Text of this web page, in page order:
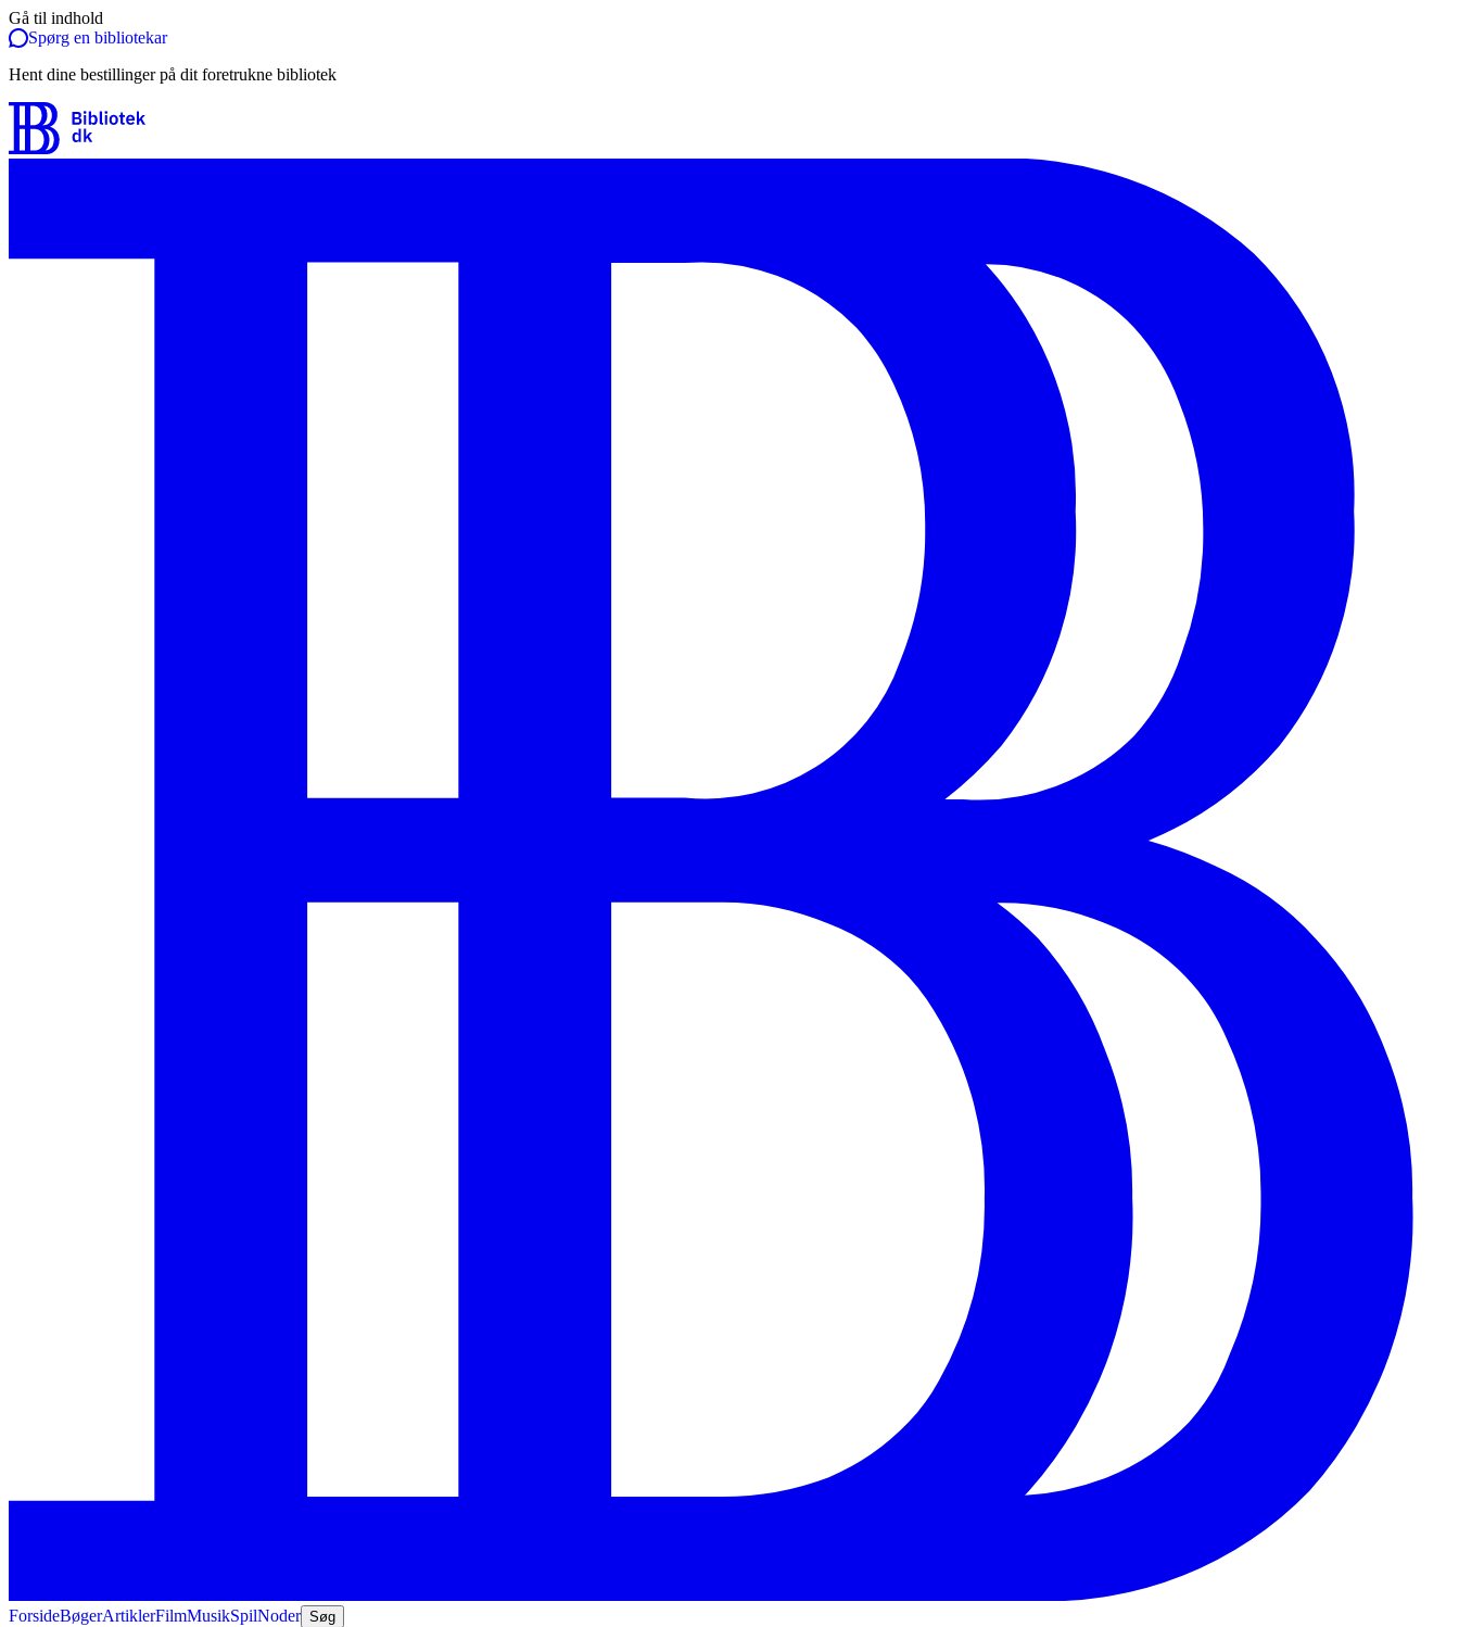
Gå til indhold
Spørg en bibliotekar
Hent dine bestillinger på dit foretrukne bibliotek
ForsideBøgerArtiklerFilmMusikSpilNoder Søg